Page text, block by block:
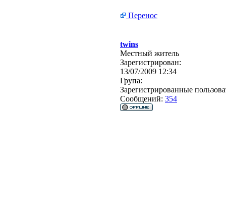
Перенос
twins
Местный житель
Зарегистрирован:
13/07/2009 12:34
Група:
Зарегистрированные
Сообщений: 354